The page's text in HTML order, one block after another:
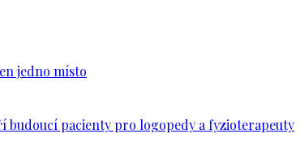
jedno místo
budoucí pacienty pro logopedy a fyzioterapeuty